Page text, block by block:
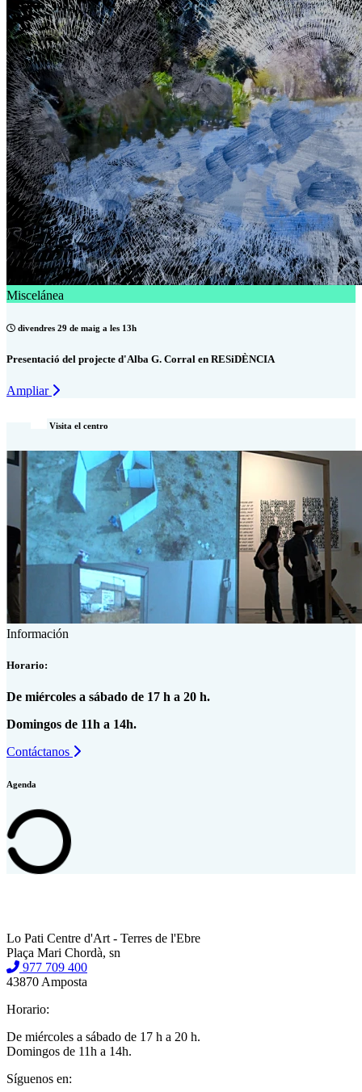
Miscelánea
divendres 29 de maig a les 13h
Presentació del projecte d'Alba G. Corral en RESiDÈNCIA
Ampliar
Visita el centro
Información
Horario:
De miércoles a sábado de 17 h a 20 h.
Domingos de 11h a 14h.
Contáctanos
Agenda
Lo Pati Centre d'Art - Terres de l'Ebre
Plaça Mari Chordà, sn
977 709 400
43870 Amposta
Horario:
De miércoles a sábado de 17 h a 20 h.
Domingos de 11h a 14h.
Síguenos en: